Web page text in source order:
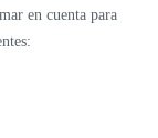
en cuenta para